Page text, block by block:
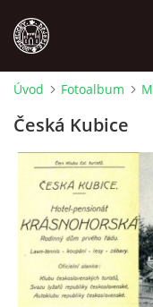
NÁRODOPIS
OSOBNOSTI
OSTATNÍ
Úvod Fotoalbum
Česká Kubice